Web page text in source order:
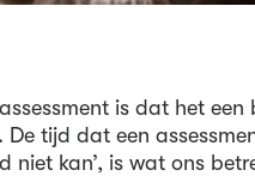
is dat het een
tijd dat een
niet kan’, is wat ons